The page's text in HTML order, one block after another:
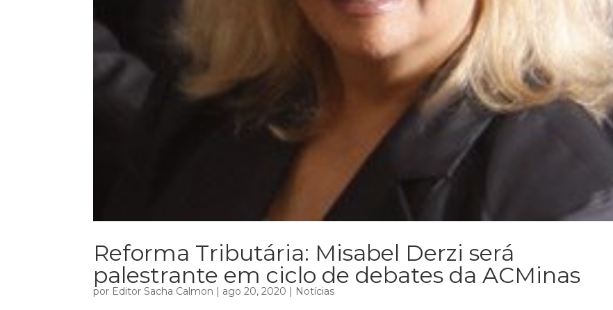
Reforma Tributária: Misabel Derzi será
palestrante em ciclo de debates da ACMinas
por Editor Sacha Calmon | ago 20, 2020 | Notícias